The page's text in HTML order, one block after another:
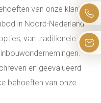
van onze klanten
in Noord-Nederland
van traditionele
en geëvalueerd
behoeften van onze